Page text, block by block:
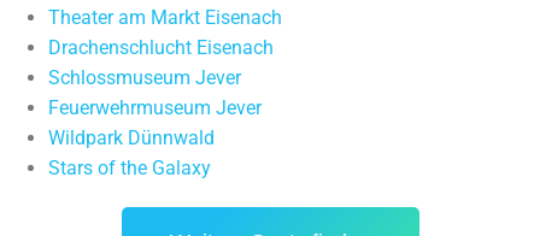
Theater am Markt Eisenach
Drachenschlucht Eisenach
Schlossmuseum Jever
Feuerwehrmuseum Jever
Wildpark Dünnwald
Stars of the Galaxy